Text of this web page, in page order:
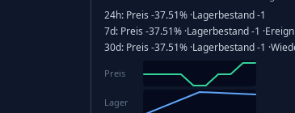
24h: Preis -37.51% ·Lagerbestand-1
7d: Preis -37.51% ·Lagerbestand-1 ·
30d: Preis -37.51% ·Lagerbestand-1 ·
Preis
Lager